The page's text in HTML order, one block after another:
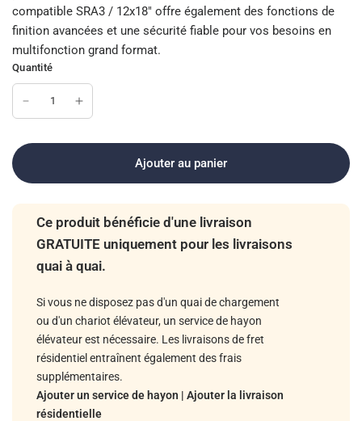
compatible SRA3 / 12x18" offre également des fonctions de
finition avancées et une sécurité fiable pour vos besoins en
multifonction grand format.
Quantité
Ajouter au panier
Ce produit bénéficie d'une livraison
GRATUITE uniquement pour les livraisons
quai à quai.
Si vous ne disposez pas d'un quai de chargement
ou d'un chariot élévateur, un service de hayon
élévateur est nécessaire. Les livraisons de fret
résidentiel entraînent également des frais
supplémentaires.
Ajouter un service de hayon | Ajouter la livraison
résidentielle